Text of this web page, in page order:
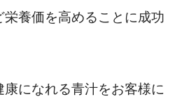
養価を高めることに成功
康になれる青汁をお客様に